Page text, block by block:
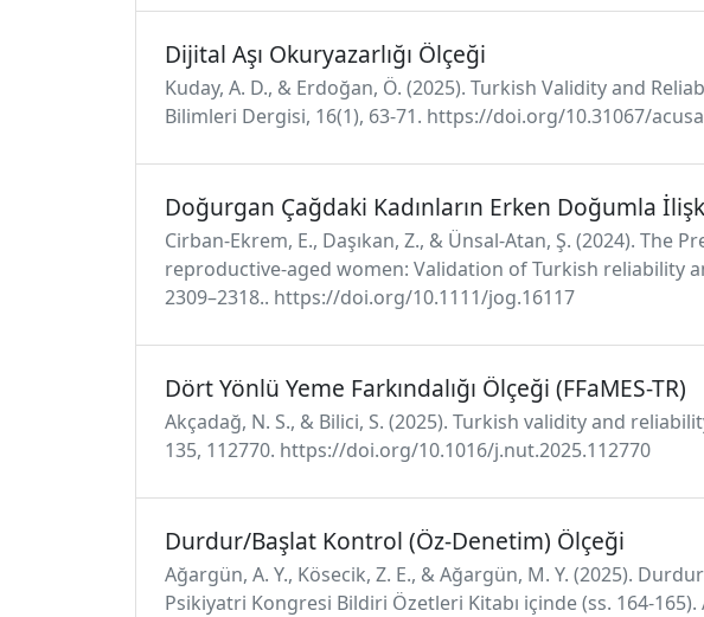
Dijital Aşı Okuryazarlığı Ölçeği
Kuday, A. D., & Erdoğan, Ö. (2025). Turkish Validity and
Bilimleri Dergisi, 16(1), 63-71. https://doi.org/10.31067/
Doğurgan Çağdaki Kadınların Erken Doğumla
Cirban-Ekrem, E., Daşıkan, Z., & Ünsal-Atan, Ş. (2024).
reproductive-aged women: Validation of Turkish reliability
2309–2318.. https://doi.org/10.1111/jog.16117
Dört Yönlü Yeme Farkındalığı Ölçeği (FFaMES-TR)
Akçadağ, N. S., & Bilici, S. (2025). Turkish validity and
135, 112770. https://doi.org/10.1016/j.nut.2025.112770
Durdur/Başlat Kontrol (Öz-Denetim) Ölçeği
Ağargün, A. Y., Kösecik, Z. E., & Ağargün, M. Y. (2025).
Psikiyatri Kongresi Bildiri Özetleri Kitabı içinde (ss. 164-